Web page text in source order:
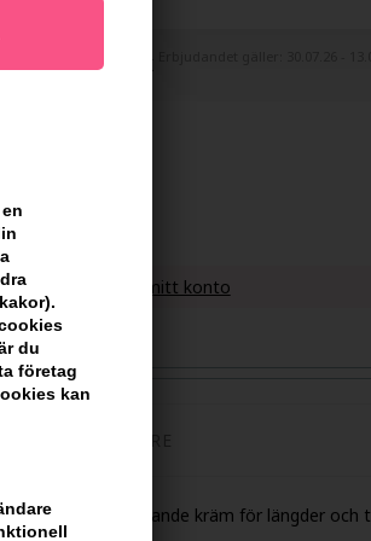
du
företag
kan
180,00
artikel - Visa mitt konto
FRI FRAKT
är en längdförnyande kräm för längder och